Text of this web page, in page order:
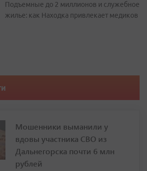
Подъемные до 2 миллионов и служебное
жилье: как Находка привлекает медиков
Мошенники выманили у
вдовы участника СВО из
Дальнегорска почти 6 млн
рублей